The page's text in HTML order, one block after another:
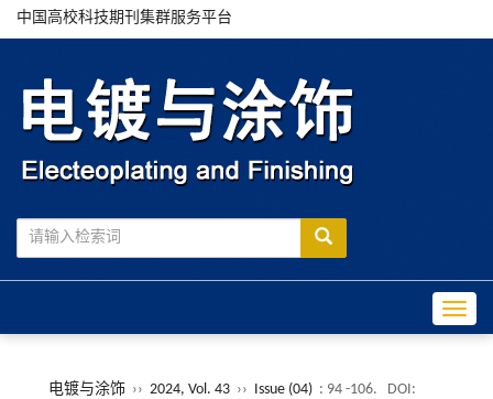
中国高校科技期刊集群服务平台
电镀与涂饰 ›› 2024, Vol. 43 ›› Issue (04) : 94 -106.
DOI: